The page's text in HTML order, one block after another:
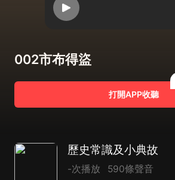
002市布得盜
打開APP收聽
歷史常識及小典故
-次播放 590條聲音